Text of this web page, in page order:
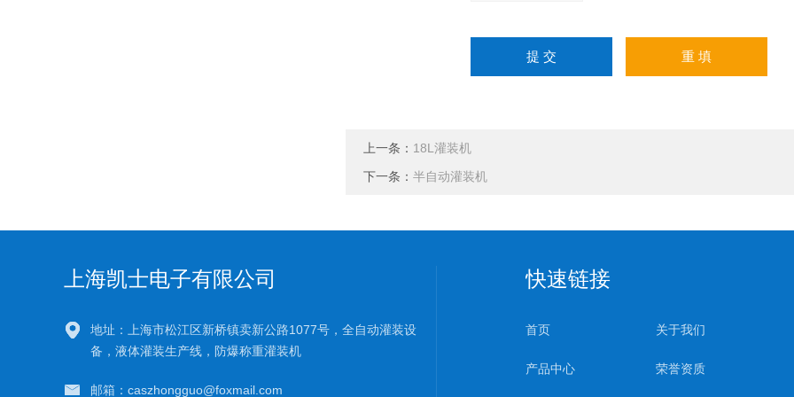
上一条： 18L灌装机
下一条： 半自动灌装机
上海凯士电子有限公司
地址：上海市松江区新桥镇卖新公路1077号，全自动灌装设
备，液体灌装生产线，防爆称重灌装机
邮箱：caszhongguo@foxmail.com
快速链接
首页 关于我们
产品中心 荣誉资质